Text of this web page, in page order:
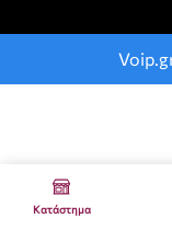
Κατάστημα